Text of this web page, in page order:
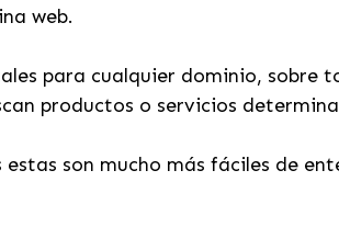
web.
para cualquier dominio, sobre
productos o servicios
estas son mucho más fáciles de